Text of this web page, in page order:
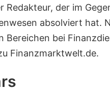
Redakteur, der im
absolviert hat.
Bereichen bei
Finanzmarktwelt.de.